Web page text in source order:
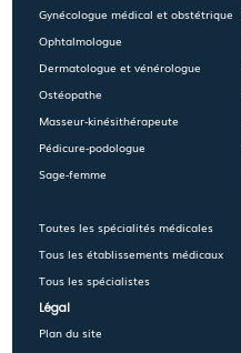
Gynécologue médical et obstétrique
Ophtalmologue
Dermatologue et vénérologue
Ostéopathe
Masseur-kinésithérapeute
Pédicure-podologue
Sage-femme
Toutes les spécialités médicales
Tous les établissements médicaux
Tous les spécialistes
Légal
Plan du site